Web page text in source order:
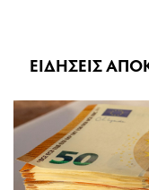
ΕΙΔΗΣΕΙΣ